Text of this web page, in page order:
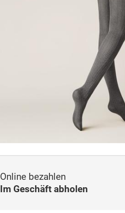
Online bezahlen
Im Geschäft abholen